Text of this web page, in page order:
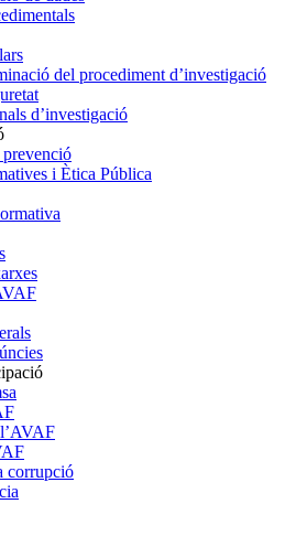
del procediment d’investigació
d’investigació
i Ètica Pública
corrupció